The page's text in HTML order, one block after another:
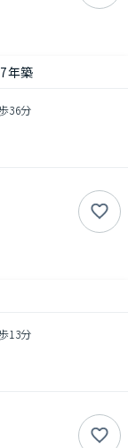
年築
36分
13分